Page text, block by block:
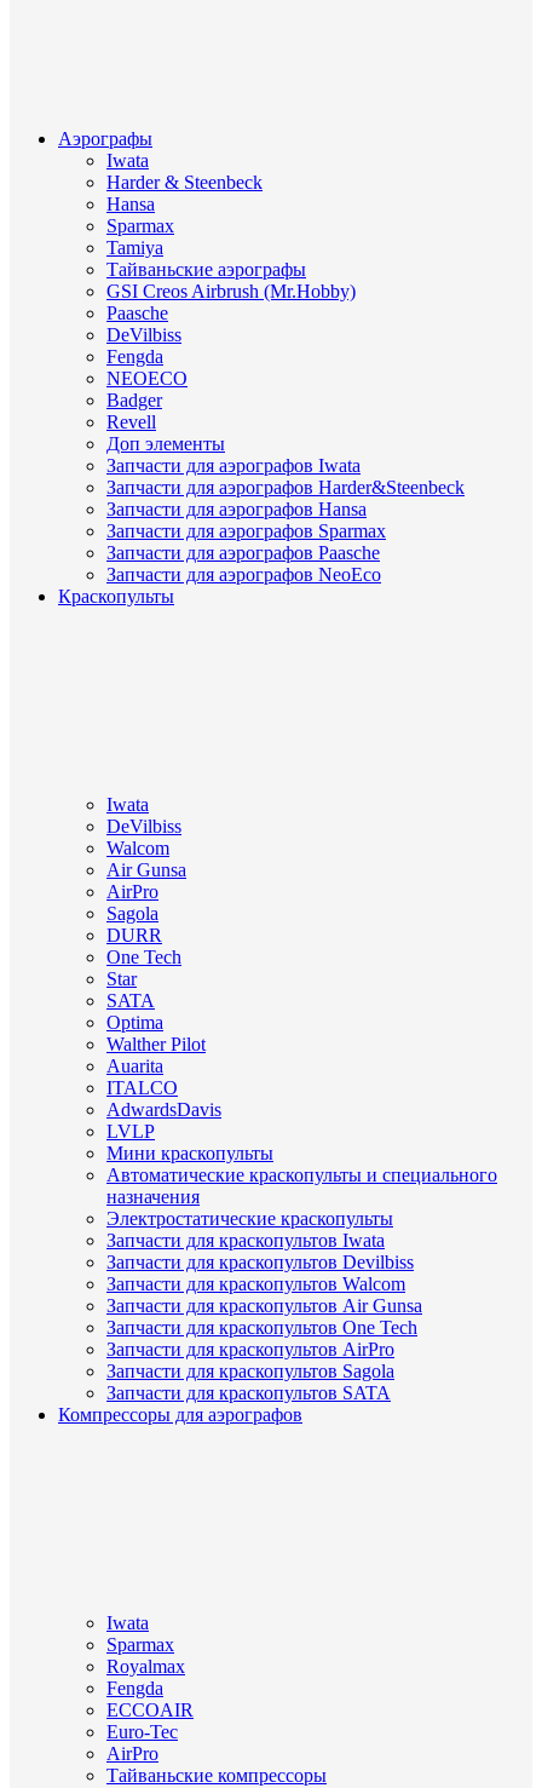
Аэрографы
Iwata
Harder & Steenbeck
Hansa
Sparmax
Tamiya
Тайваньские аэрографы
GSI Creos Airbrush (Mr.Hobby)
Paasche
DeVilbiss
Fengda
NEOECO
Badger
Revell
Доп элементы
Запчасти для аэрографов Iwata
Запчасти для аэрографов Harder&Steenbeck
Запчасти для аэрографов Hansa
Запчасти для аэрографов Sparmax
Запчасти для аэрографов Paasche
Запчасти для аэрографов NeoEco
Краскопульты
Iwata
DeVilbiss
Walcom
Air Gunsa
AirPro
Sagola
DURR
One Tech
Star
SATA
Optima
Walther Pilot
Auarita
ITALCO
AdwardsDavis
LVLP
Мини краскопульты
Автоматические краскопульты и специального
назначения
Электростатические краскопульты
Запчасти для краскопультов Iwata
Запчасти для краскопультов Devilbiss
Запчасти для краскопультов Walcom
Запчасти для краскопультов Air Gunsa
Запчасти для краскопультов One Tech
Запчасти для краскопультов AirPro
Запчасти для краскопультов Sagola
Запчасти для краскопультов SATA
Компрессоры для аэрографов
Iwata
Sparmax
Royalmax
Fengda
ECCOAIR
Euro-Tec
AirPro
Тайваньские компрессоры